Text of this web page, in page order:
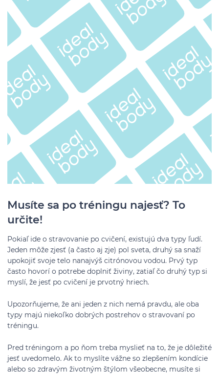
Musíte sa po tréningu najesť? To
určite!
Pokiaľ ide o stravovanie po cvičení, existujú dva typy ľudí.
Jeden môže zjesť (a často aj zje) pol sveta, druhý sa snaží
upokojiť svoje telo nanajvýš citrónovou vodou. Prvý typ
často hovorí o potrebe doplniť živiny, zatiaľ čo druhý typ si
myslí, že jesť po cvičení je prvotný hriech.
Upozorňujeme, že ani jeden z nich nemá pravdu, ale oba
typy majú niekoľko dobrých postrehov o stravovaní po
tréningu.
Pred tréningom a po ňom treba myslieť na to, že je dôležité
jesť uvedomelo. Ak to myslíte vážne so zlepšením kondície
alebo so zdravým životným štýlom všeobecne, musíte si